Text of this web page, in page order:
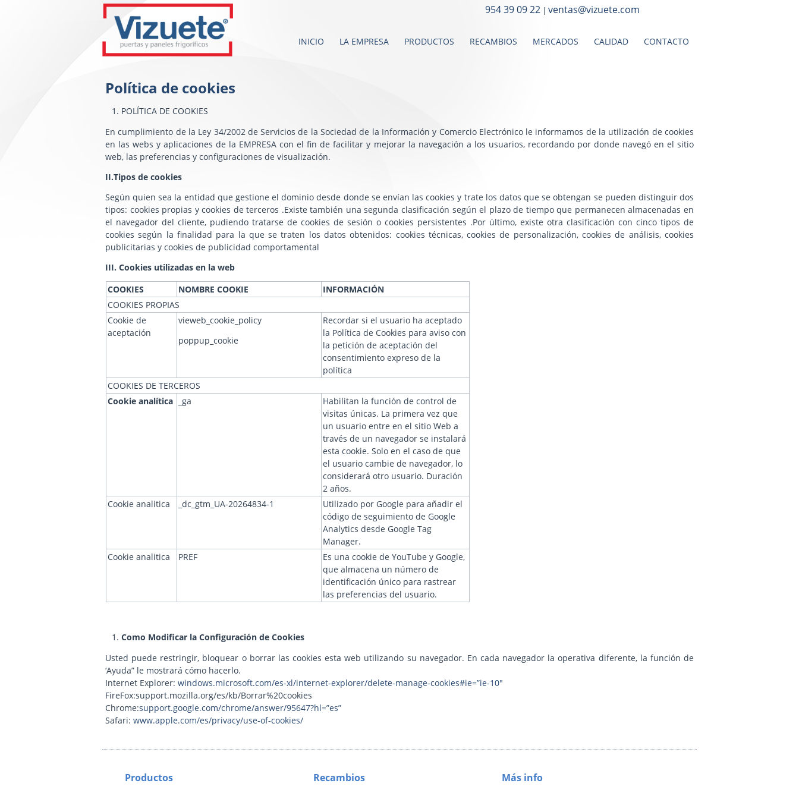
954 39 09 22 | ventas@vizuete.com
INICIO LA EMPRESA PRODUCTOS RECAMBIOS MERCADOS CALIDAD CONTACTO
Política de cookies
POLÍTICA DE COOKIES
En cumplimiento de la Ley 34/2002 de Servicios de la Sociedad de la Información y Comercio Electrónico le informamos de la utilización de cookies
en las webs y aplicaciones de la EMPRESA con el fin de facilitar y mejorar la navegación a los usuarios, recordando por donde navegó en el sitio
web, las preferencias y configuraciones de visualización.
II.Tipos de cookies
Según quien sea la entidad que gestione el dominio desde donde se envían las cookies y trate los datos que se obtengan se pueden distinguir dos
tipos: cookies propias y cookies de terceros .Existe también una segunda clasificación según el plazo de tiempo que permanecen almacenadas en
el navegador del cliente, pudiendo tratarse de cookies de sesión o cookies persistentes .Por último, existe otra clasificación con cinco tipos de
cookies según la finalidad para la que se traten los datos obtenidos: cookies técnicas, cookies de personalización, cookies de análisis, cookies
publicitarias y cookies de publicidad comportamental
III. Cookies utilizadas en la web
COOKIES
NOMBRE COOKIE
INFORMACIÓN
COOKIES PROPIAS
Cookie de
aceptación
vieweb_cookie_policy
poppup_cookie
Recordar si el usuario ha aceptado
la Política de Cookies para aviso con
la petición de aceptación del
consentimiento expreso de la
política
COOKIES DE TERCEROS
Cookie analítica
_ga
Habilitan la función de control de
visitas únicas. La primera vez que
un usuario entre en el sitio Web a
través de un navegador se instalará
esta cookie. Solo en el caso de que
el usuario cambie de navegador, lo
considerará otro usuario. Duración
2 años.
Cookie analitica
_dc_gtm_UA-20264834-1
Utilizado por Google para añadir el
código de seguimiento de Google
Analytics desde Google Tag
Manager.
Cookie analitica
PREF
Es una cookie de YouTube y Google,
que almacena un número de
identificación único para rastrear
las preferencias del usuario.
Como Modificar la Configuración de Cookies
Usted puede restringir, bloquear o borrar las cookies esta web utilizando su navegador. En cada navegador la operativa diferente, la función de
‘Ayuda” le mostrará cómo hacerlo.
Internet Explorer: windows.microsoft.com/es-xl/internet-explorer/delete-manage-cookies#ie=”ie-10″
FireFox:support.mozilla.org/es/kb/Borrar%20cookies
Chrome:support.google.com/chrome/answer/95647?hl=”es”
Safari: www.apple.com/es/privacy/use-of-cookies/
Productos Recambios Más info